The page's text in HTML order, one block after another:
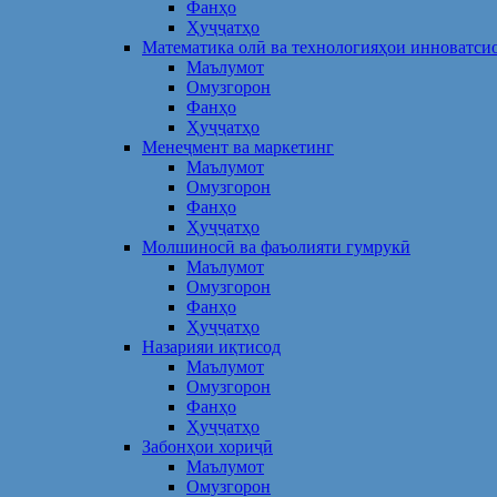
Фанҳо
Ҳуҷҷатҳо
Математика олӣ ва технологияҳои
Маълумот
Омузгорон
Фанҳо
Ҳуҷҷатҳо
Менеҷмент ва маркетинг
Маълумот
Омузгорон
Фанҳо
Ҳуҷҷатҳо
Молшиносӣ ва фаъолияти гумрукӣ
Маълумот
Омузгорон
Фанҳо
Ҳуҷҷатҳо
Назарияи иқтисод
Маълумот
Омузгорон
Фанҳо
Ҳуҷҷатҳо
Забонҳои хориҷӣ
Маълумот
Омузгорон